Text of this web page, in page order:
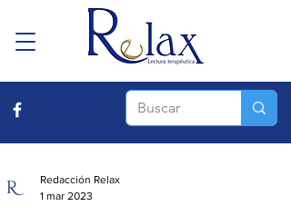
Redacción Relax
1 mar 2023